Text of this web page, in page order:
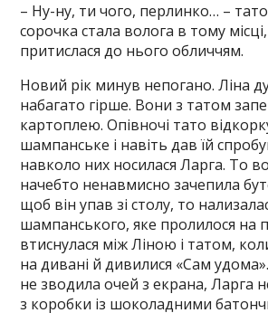
– Ну-ну, ти чого, перлинко… –
сорочка стала волога в тому
притислася до нього обличчям.
Новий рік минув непогано. Ліна
набагато гірше. Вони з татом
картоплею. Опівночі тато
шампанське і навіть дав їй
навколо них носилася Ларга. То
начебто ненавмисно зачепила
щоб він упав зі столу, то
шампанського, яке пролилося на
втиснулася між Ліною і татом,
на дивані й дивилися «Сам
не зводила очей з екрана, Ларга
з коробки із шоколадними